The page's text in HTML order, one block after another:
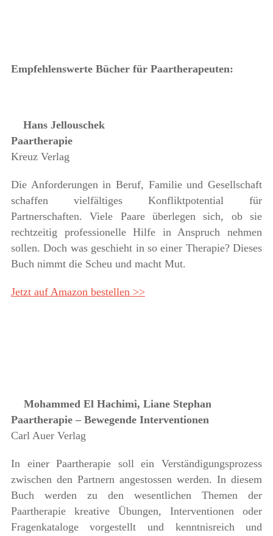
Empfehlenswerte Bücher für Paartherapeuten:
Hans Jellouschek
Paartherapie
Kreuz Verlag
Die Anforderungen in Beruf, Familie und Gesellschaft
schaffen vielfältiges Konfliktpotential für
Partnerschaften. Viele Paare überlegen sich, ob sie
rechtzeitig professionelle Hilfe in Anspruch nehmen
sollen. Doch was geschieht in so einer Therapie? Dieses
Buch nimmt die Scheu und macht Mut.
Jetzt auf Amazon bestellen >>
Mohammed El Hachimi, Liane Stephan
Paartherapie – Bewegende Interventionen
Carl Auer Verlag
In einer Paartherapie soll ein Verständigungsprozess
zwischen den Partnern angestossen werden. In diesem
Buch werden zu den wesentlichen Themen der
Paartherapie kreative Übungen, Interventionen oder
Fragenkataloge vorgestellt und kenntnisreich und